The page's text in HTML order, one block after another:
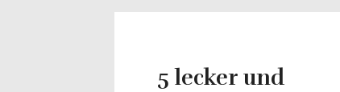
5 lecker und